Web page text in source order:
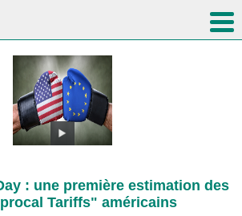
: une première estimation des
Tariffs" américains